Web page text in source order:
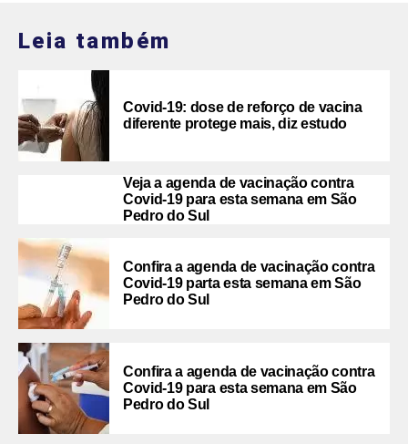
Leia também
Covid-19: dose de reforço de vacina
diferente protege mais, diz estudo
Veja a agenda de vacinação contra
Covid-19 para esta semana em São
Pedro do Sul
Confira a agenda de vacinação contra
Covid-19 parta esta semana em São
Pedro do Sul
Confira a agenda de vacinação contra
Covid-19 para esta semana em São
Pedro do Sul